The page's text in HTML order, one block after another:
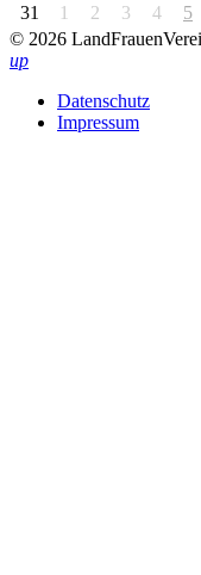
31
1 2 3 4 5
© 2026
up
Datenschutz
Impressum